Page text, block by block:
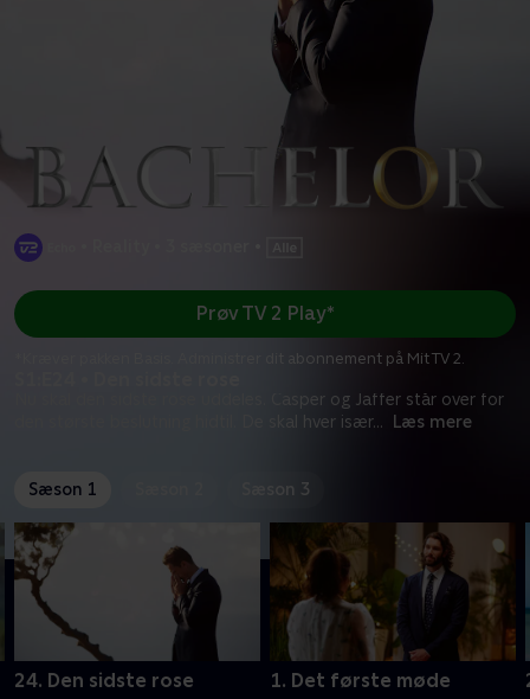
Nu skal den sidste rose uddeles. Casper og Jaffer står over for
den største beslutning hidtil. De skal hver især... Læs mere
Prøv TV 2 Play*
*Kræver pakken Basis. Administrer dit abonnement på Mit TV 2.
Sæson 1 Sæson 3
24. Den sidste rose 1. Det første møde